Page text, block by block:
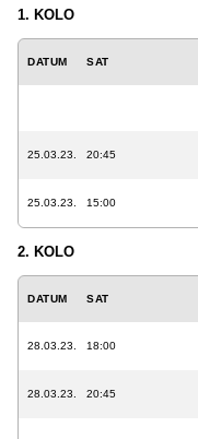
1. KOLO
DATUM SAT
25.03.23. 20:45
25.03.23. 15:00
2. KOLO
DATUM SAT
28.03.23. 18:00
28.03.23. 20:45